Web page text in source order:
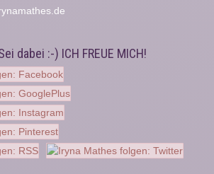
dabei :-) ICH FREUE MICH!